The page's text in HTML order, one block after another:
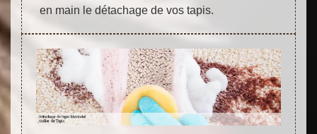
en main le détachage de vos tapis.